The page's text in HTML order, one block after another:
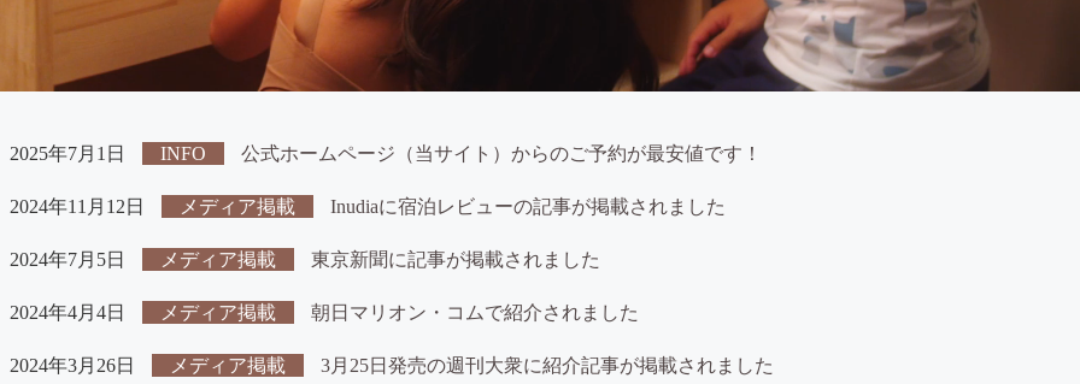
2025年7月1日 INFO 公式ホームページ（当サイト）からのご予約が最安値です！
2024年11月12日 メディア掲載 Inudiaに宿泊レビューの記事が掲載されました
2024年7月5日 メディア掲載 東京新聞に記事が掲載されました
2024年4月4日 メディア掲載 朝日マリオン・コムで紹介されました
2024年3月26日 メディア掲載 3月25日発売の週刊大衆に紹介記事が掲載されました